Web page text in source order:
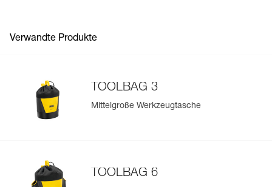
automatisch hochgeladen.
Sehen Sie sich die Geschichte eines Produkts ab dem
Herstellungsdatum an.
Verwandte Produkte
TOOLBAG 3
Mittelgroße Werkzeugtasche
TOOLBAG 6